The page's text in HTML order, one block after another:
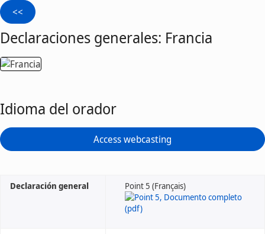
Declaraciones generales: Francia
Idioma del orador
Access webcasting
Declaración general Point 5 (Français)